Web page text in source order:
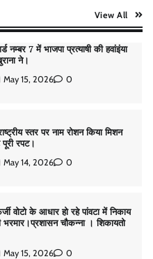
View All
नम्बर 7 में भाजपा प्रत्याषी की हवांइंया
ने।
May 15, 2026 0
स्तर पर नाम रोशन किया मिशन
रपट।
May 14, 2026 0
वोटो के आधार हो रहे पांवटा में निकाय
भरमार।प्रशासन चौकन्ना । शिकायतो
May 15, 2026 0